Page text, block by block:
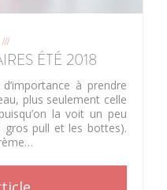
ÉTÉ 2018
à prendre
plus seulement celle
la voit un peu
gros pull et les bottes).